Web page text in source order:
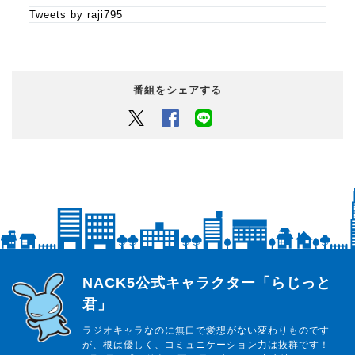
Tweets by raji795
番組をシェアする
Twitter Facebook
らじっと君
NACK5公式キャラクター「らじっと
君」
ラジオキャラなのに無口で愛想がない変わりものです
が、根は優しく、コミュニケーション力は抜群です！